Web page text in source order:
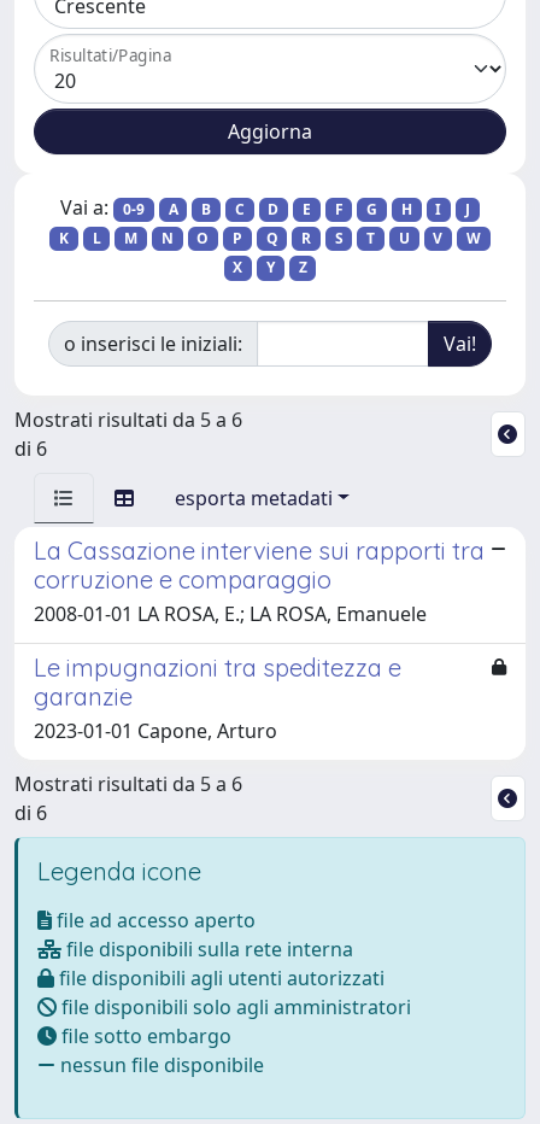
Risultati/Pagina
Vai a: 0-9 A B C D E F G H I
J
K
L M N O P Q R S T U V
W
X
Y Z
o inserisci le iniziali:
Mostrati risultati da 5 a 6
di 6
esporta metadati
La Cassazione interviene sui rapporti tra
corruzione e comparaggio
2008-01-01 LA ROSA, E.; LA ROSA, Emanuele
Le impugnazioni tra speditezza e
garanzie
2023-01-01 Capone, Arturo
Mostrati risultati da 5 a 6
di 6
Legenda icone
file ad accesso aperto
file disponibili sulla rete interna
file disponibili agli utenti autorizzati
file disponibili solo agli amministratori
file sotto embargo
nessun file disponibile